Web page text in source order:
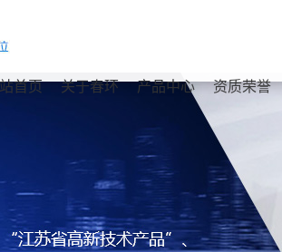
首页 关于春环 产品中心 资质荣誉